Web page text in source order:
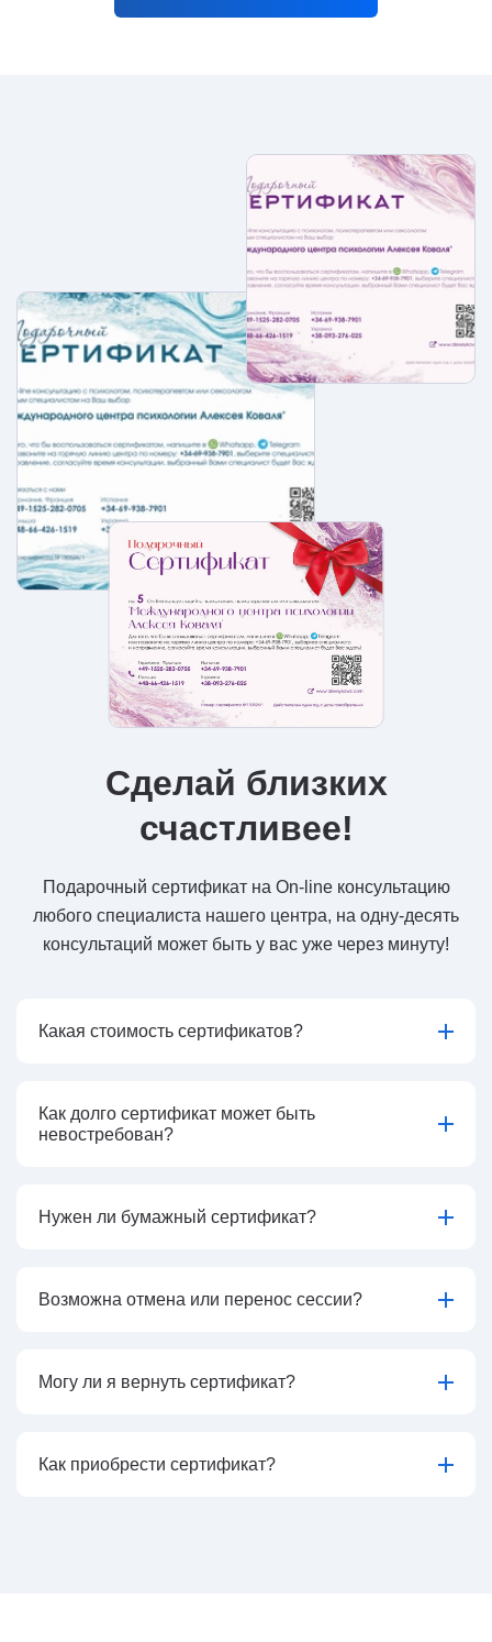
Сделай близких
счастливее!
Подарочный сертификат на On-line консультацию
любого специалиста нашего центра, на одну-десять
консультаций может быть у вас уже через минуту!
Какая стоимость сертификатов?
Как долго сертификат может быть
невостребован?
Нужен ли бумажный сертификат?
Возможна отмена или перенос сессии?
Могу ли я вернуть сертификат?
Как приобрести сертификат?